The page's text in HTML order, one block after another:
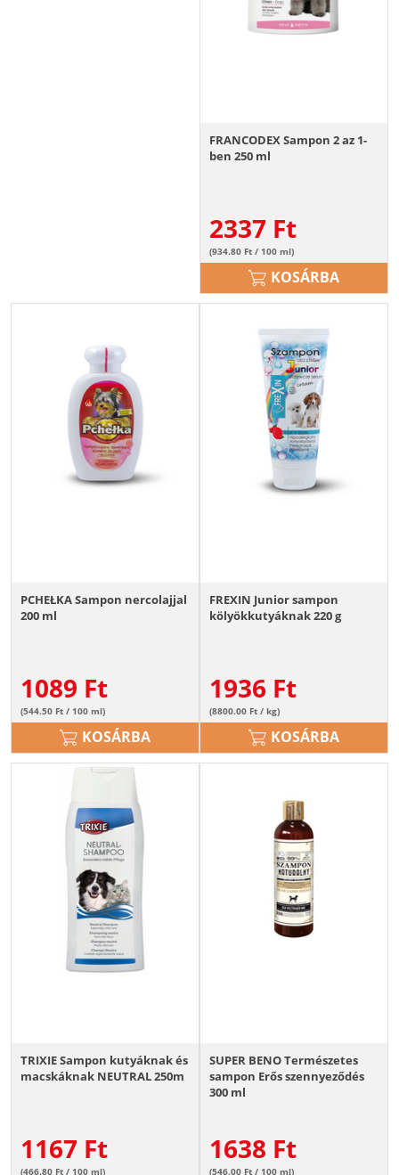
FRANCODEX Sampon 2 az 1-
ben 250 ml
2337 Ft
(934.80 Ft / 100 ml)
KOSÁRBA
PCHEŁKA Sampon nercolajjal
200 ml
1089 Ft
(544.50 Ft / 100 ml)
KOSÁRBA
FREXIN Junior sampon
kölyökkutyáknak 220 g
1936 Ft
(8800.00 Ft / kg)
KOSÁRBA
TRIXIE Sampon kutyáknak és
macskáknak NEUTRAL 250m
1167 Ft
(466.80 Ft / 100 ml)
SUPER BENO Természetes
sampon Erős szennyeződés
300 ml
1638 Ft
(546.00 Ft / 100 ml)